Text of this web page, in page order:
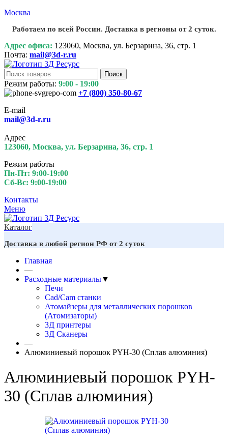
Москва
Работаем по всей России. Доставка в регионы от 2 суток.
Адрес офиса: 123060, Москва, ул. Берзарина, 36, стр. 1
Почта: mail@3d-r.ru
Поиск
Режим работы: 9:00 - 19:00
+7 (800) 350-80-67
E-mail
mail@3d-r.ru
Адрес
123060, Москва, ул. Берзарина, 36, стр. 1
Режим работы
Пн-Пт: 9:00-19:00
Сб-Вс: 9:00-19:00
Контакты
Меню
Каталог
Доставка в любой регион РФ от 2 суток
Главная
—
Расходные материалы▼
Печи
Cad/Cam станки
Атомайзеры для металлических порошков
(Атомизаторы)
3Д принтеры
3Д Сканеры
—
Алюминиевый порошок PYH-30 (Сплав алюминия)
Алюминиевый порошок PYH-
30 (Сплав алюминия)